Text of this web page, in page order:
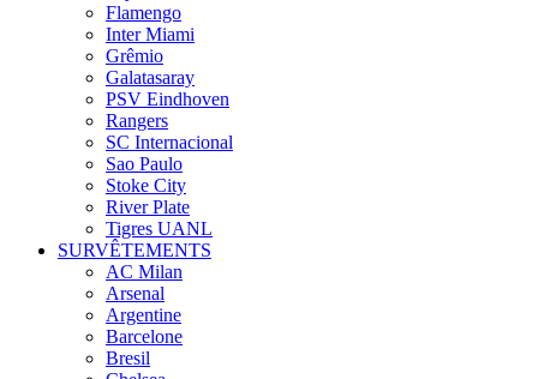
Flamengo
Inter Miami
Grêmio
Galatasaray
PSV Eindhoven
Rangers
SC Internacional
Sao Paulo
Stoke City
River Plate
Tigres UANL
SURVÊTEMENTS
AC Milan
Arsenal
Argentine
Barcelone
Bresil